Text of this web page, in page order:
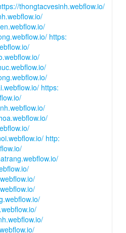
thongtacvesinh.webflow.io/
https:
https:
http: